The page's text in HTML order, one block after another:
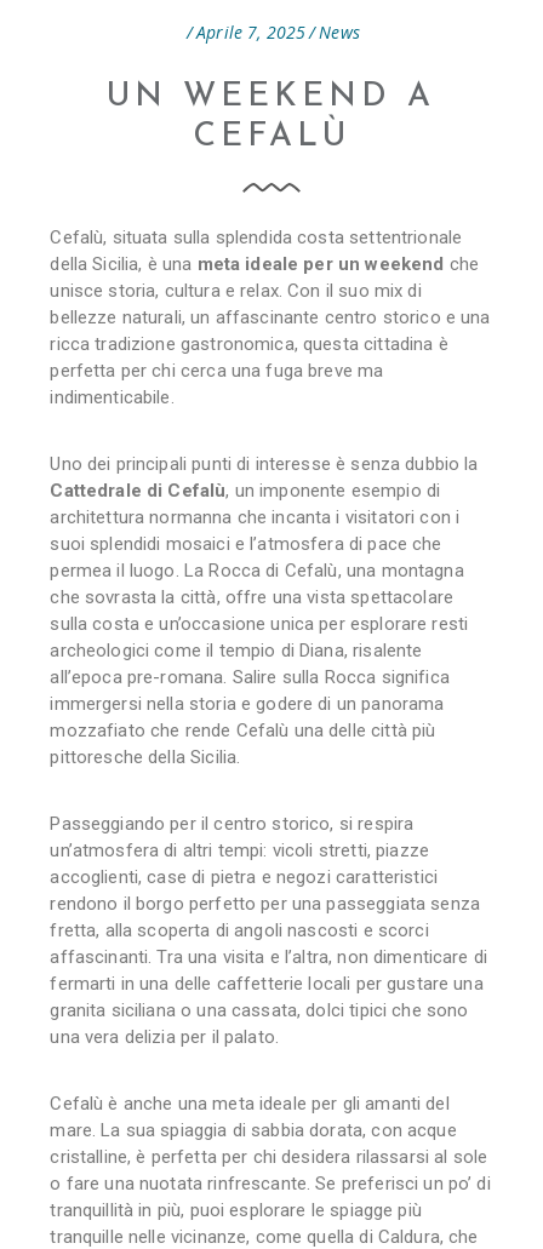
Aprile 7, 2025 News
UN WEEKEND A
CEFALÙ
Cefalù, situata sulla splendida costa settentrionale
della Sicilia, è una meta ideale per un weekend che
unisce storia, cultura e relax. Con il suo mix di
bellezze naturali, un affascinante centro storico e una
ricca tradizione gastronomica, questa cittadina è
perfetta per chi cerca una fuga breve ma
indimenticabile.
Uno dei principali punti di interesse è senza dubbio la
Cattedrale di Cefalù, un imponente esempio di
architettura normanna che incanta i visitatori con i
suoi splendidi mosaici e l’atmosfera di pace che
permea il luogo. La Rocca di Cefalù, una montagna
che sovrasta la città, offre una vista spettacolare
sulla costa e un’occasione unica per esplorare resti
archeologici come il tempio di Diana, risalente
all’epoca pre-romana. Salire sulla Rocca significa
immergersi nella storia e godere di un panorama
mozzafiato che rende Cefalù una delle città più
pittoresche della Sicilia.
Passeggiando per il centro storico, si respira
un’atmosfera di altri tempi: vicoli stretti, piazze
accoglienti, case di pietra e negozi caratteristici
rendono il borgo perfetto per una passeggiata senza
fretta, alla scoperta di angoli nascosti e scorci
affascinanti. Tra una visita e l’altra, non dimenticare di
fermarti in una delle caffetterie locali per gustare una
granita siciliana o una cassata, dolci tipici che sono
una vera delizia per il palato.
Cefalù è anche una meta ideale per gli amanti del
mare. La sua spiaggia di sabbia dorata, con acque
cristalline, è perfetta per chi desidera rilassarsi al sole
o fare una nuotata rinfrescante. Se preferisci un po’ di
tranquillità in più, puoi esplorare le spiagge più
tranquille nelle vicinanze, come quella di Caldura, che